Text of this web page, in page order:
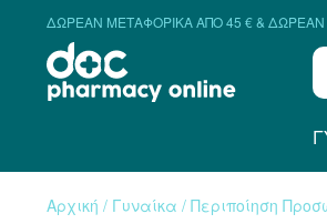
ΔΩΡΕΑΝ ΜΕΤΑΦΟΡΙΚΑ ΑΠΟ 45 € & ΔΩΡΕΑΝ
Αρχική / Γυναίκα / Περιποίηση